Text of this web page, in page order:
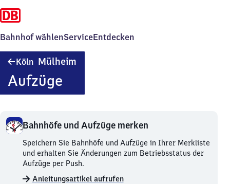
Bahnhof wählenServiceEntdecken
Köln Mülheim
Aufzüge
Bahnhöfe und Aufzüge merken
Bahnhöfe
und
Aufzüge
merken.
Speichern Sie Bahnhöfe und Aufzüge in Ihrer Merkliste
und erhalten Sie Änderungen zum Betriebsstatus der
Aufzüge per Push.
Anleitungsartikel aufrufen